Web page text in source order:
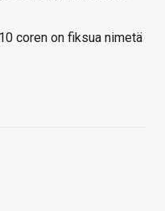
coren on fiksua nimetä